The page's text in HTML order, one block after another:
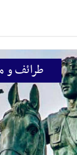
طرائف و